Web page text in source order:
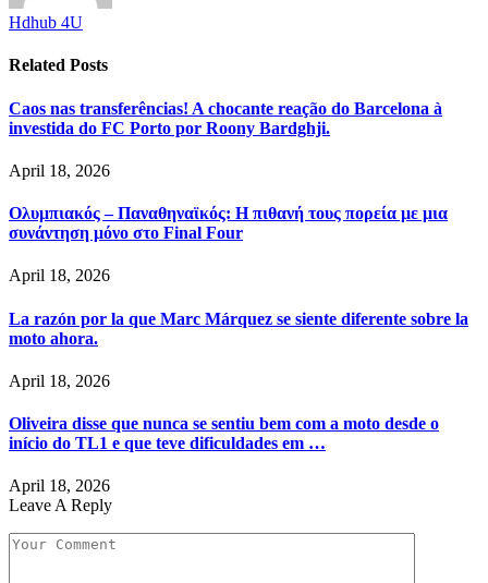
Hdhub 4U
Related Posts
Caos nas transferências! A chocante reação do Barcelona à
investida do FC Porto por Roony Bardghji.
April 18, 2026
Ολυμπιακός – Παναθηναϊκός: Η πιθανή τους πορεία με μια
συνάντηση μόνο στο Final Four
April 18, 2026
La razón por la que Marc Márquez se siente diferente sobre la
moto ahora.
April 18, 2026
Oliveira disse que nunca se sentiu bem com a moto desde o
início do TL1 e que teve dificuldades em …
April 18, 2026
Leave A Reply